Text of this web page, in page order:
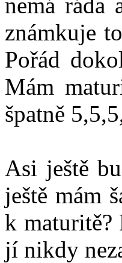
známkuje
Pořád
Mám
špatně
Asi ještě
ještě mám
k maturitě?
jí nikdy